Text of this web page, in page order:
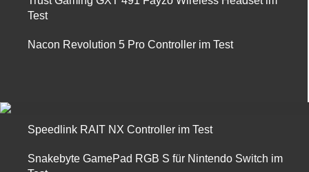
Test
Nacon Revolution 5 Pro Controller im Test
Speedlink RAIT NX Controller im Test
Snakebyte GamePad RGB S für Nintendo Switch im